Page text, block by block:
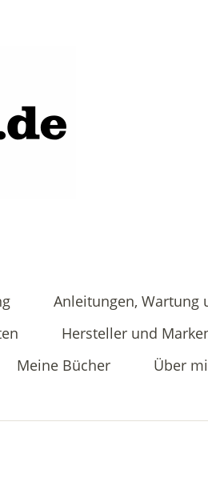
Anleitungen, Wartung
Hersteller und
Meine Bücher Über